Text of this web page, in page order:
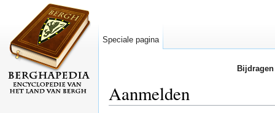
Aanmelden
Speciale pagina